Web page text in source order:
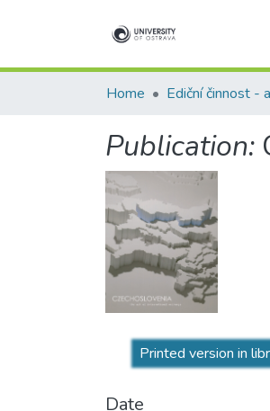
Home Ediční činnost -
Publication:
Printed version in
Date